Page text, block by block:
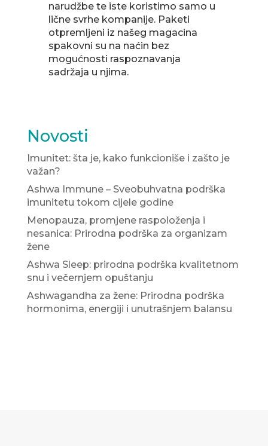
narudžbe te iste koristimo samo u
lične svrhe kompanije. Paketi
otpremljeni iz našeg magacina
spakovni su na naćin bez
mogućnosti raspoznavanja
sadržaja u njima.
Novosti
Imunitet: šta je, kako funkcioniše i zašto je
važan?
Ashwa Immune – Sveobuhvatna podrška
imunitetu tokom cijele godine
Menopauza, promjene raspoloženja i
nesanica: Prirodna podrška za organizam
žene
Ashwa Sleep: prirodna podrška kvalitetnom
snu i večernjem opuštanju
Ashwagandha za žene: Prirodna podrška
hormonima, energiji i unutrašnjem balansu